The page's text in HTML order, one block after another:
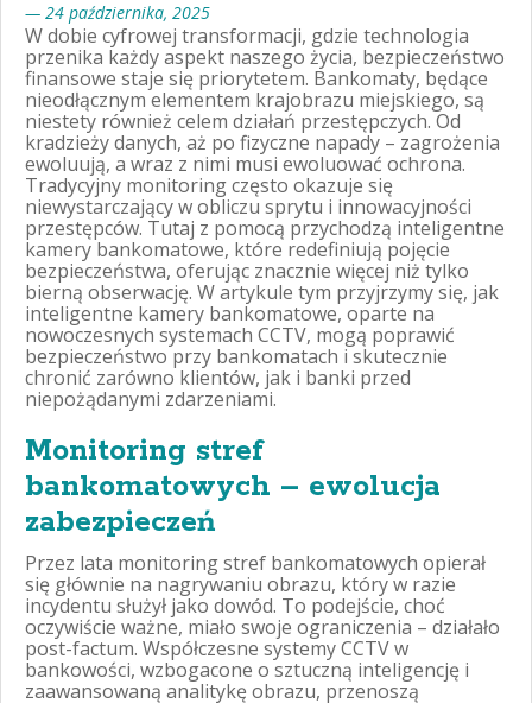
— 24 października, 2025
W dobie cyfrowej transformacji, gdzie technologia
przenika każdy aspekt naszego życia, bezpieczeństwo
finansowe staje się priorytetem. Bankomaty, będące
nieodłącznym elementem krajobrazu miejskiego, są
niestety również celem działań przestępczych. Od
kradzieży danych, aż po fizyczne napady – zagrożenia
ewoluują, a wraz z nimi musi ewoluować ochrona.
Tradycyjny monitoring często okazuje się
niewystarczający w obliczu sprytu i innowacyjności
przestępców. Tutaj z pomocą przychodzą inteligentne
kamery bankomatowe, które redefiniują pojęcie
bezpieczeństwa, oferując znacznie więcej niż tylko
bierną obserwację. W artykule tym przyjrzymy się, jak
inteligentne kamery bankomatowe, oparte na
nowoczesnych systemach CCTV, mogą poprawić
bezpieczeństwo przy bankomatach i skutecznie
chronić zarówno klientów, jak i banki przed
niepożądanymi zdarzeniami.
Monitoring stref
bankomatowych – ewolucja
zabezpieczeń
Przez lata monitoring stref bankomatowych opierał
się głównie na nagrywaniu obrazu, który w razie
incydentu służył jako dowód. To podejście, choć
oczywiście ważne, miało swoje ograniczenia – działało
post-factum. Współczesne systemy CCTV w
bankowości, wzbogacone o sztuczną inteligencję i
zaawansowaną analitykę obrazu, przenoszą